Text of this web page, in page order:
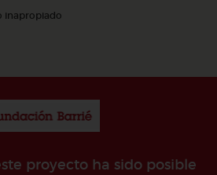
inapropiado
proyecto ha sido posible